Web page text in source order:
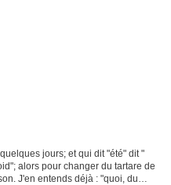
jours; et qui dit "été" dit "
alors pour changer du tartare de
J'en entends déjà : "quoi, du